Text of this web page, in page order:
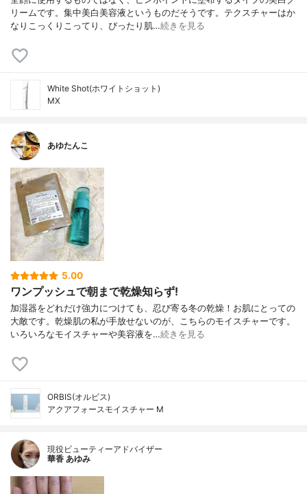
リームです。集中美白美容液というものだそうです。テクスチャーはか
なりこっくりこってり、ぴったり肌…続きを見る
White Shot(ホワイトショット)
MX
あゆたんこ
5.00
ワンプッシュで朝まで乾燥知らず!
加湿器をどれだけ強力につけても、忍び寄る冬の乾燥！お肌にとっての
大敵です。乾燥肌の私が手放せないのが、こちらのモイスチャーです。
いろいろなモイスチャーや美容液を…続きを見る
ORBIS(オルビス)
アクアフォースモイスチャー M
現役ビューティーアドバイザー
華香 あゆみ